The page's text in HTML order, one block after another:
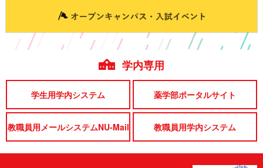
学内専用
学生用学内システム 薬学部ポータルサイト
教職員用メールシステムNU-Mail 教職員用学内システム